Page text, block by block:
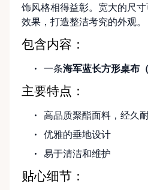
饰风格相得益彰。宽大的尺
效果，打造整洁考究的外观。
包含内容：
一条海军蓝长方形桌布
主要特点：
高品质聚酯面料，经久
优雅的垂地设计
易于清洁和维护
贴心细节：